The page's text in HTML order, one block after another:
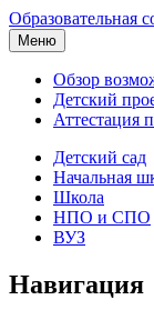
Образовательная
Меню
Обзор
Детский
Аттестация
Детский сад
Начальная
Школа
НПО и СПО
ВУЗ
Навигация